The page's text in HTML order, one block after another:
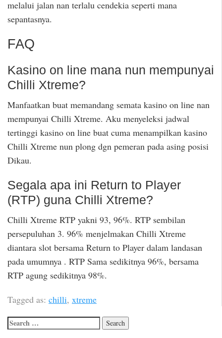
melalui jalan nan terlalu cendekia seperti mana
sepantasnya.
FAQ
Kasino on line mana nun mempunyai
Chilli Xtreme?
Manfaatkan buat memandang semata kasino on line nan
mempunyai Chilli Xtreme. Aku menyeleksi jadwal
tertinggi kasino on line buat cuma menampilkan kasino
Chilli Xtreme nun plong dgn pemeran pada asing posisi
Dikau.
Segala apa ini Return to Player
(RTP) guna Chilli Xtreme?
Chilli Xtreme RTP yakni 93, 96%. RTP sembilan
persepuluhan 3. 96% menjelmakan Chilli Xtreme
diantara slot bersama Return to Player dalam landasan
pada umumnya . RTP Sama sedikitnya 96%, bersama
RTP agung sedikitnya 98%.
Tagged as: chilli, xtreme